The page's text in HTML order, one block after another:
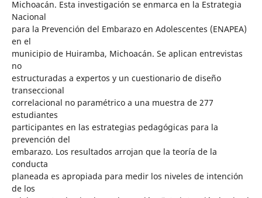
Michoacán. Esta investigación se enmarca en la Estrategia
Nacional
para la Prevención del Embarazo en Adolescentes (ENAPEA)
en el
municipio de Huiramba, Michoacán. Se aplican entrevistas
no
estructuradas a expertos y un cuestionario de diseño
transeccional
correlacional no paramétrico a una muestra de 277
estudiantes
participantes en las estrategias pedagógicas para la
prevención del
embarazo. Los resultados arrojan que la teoría de la
conducta
planeada es apropiada para medir los niveles de intención
de los